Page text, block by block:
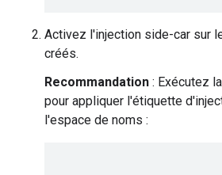
Activez l'injection side-car sur
créés.
Recommandation : Exécutez
pour appliquer l'étiquette
l'espace de noms :